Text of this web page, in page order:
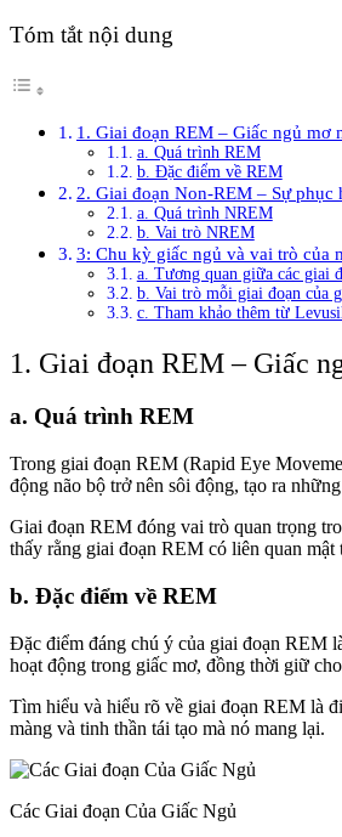
Tóm tắt nội dung
1. Giai đoạn REM – Giấc ngủ mơ
a. Quá trình REM
b. Đặc điểm về REM
2. Giai đoạn Non-REM – Sự phục
a. Quá trình NREM
b. Vai trò NREM
3: Chu kỳ giấc ngủ và vai trò của
a. Tương quan giữa các giai
b. Vai trò mỗi giai đoạn của
c. Tham khảo thêm từ
1. Giai đoạn REM – Giấc
a. Quá trình REM
Trong giai đoạn REM (Rapid Eye
động não bộ trở nên sôi động, tạo ra
Giai đoạn REM đóng vai trò quan trọng
thấy rằng giai đoạn REM có liên quan
b. Đặc điểm về REM
Đặc điểm đáng chú ý của giai đoạn REM
hoạt động trong giấc mơ, đồng thời giữ
Tìm hiểu và hiểu rõ về giai đoạn REM là
màng và tinh thần tái tạo mà nó mang lại.
Các Giai đoạn Của Giấc Ngủ